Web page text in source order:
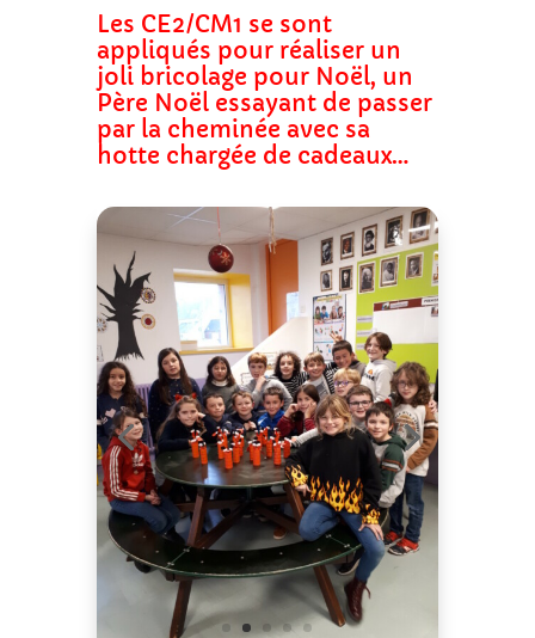
Les CE2/CM1 se sont
appliqués pour réaliser un
joli bricolage pour Noël, un
Père Noël essayant de passer
par la cheminée avec sa
hotte chargée de cadeaux…